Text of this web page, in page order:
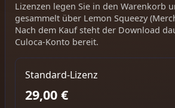
Lizenzen legen Sie in den Warenkorb
gesammelt über Lemon Squeezy
Nach dem Kauf steht der Download
Culoca-Konto bereit.
Standard-Lizenz
29,00 €